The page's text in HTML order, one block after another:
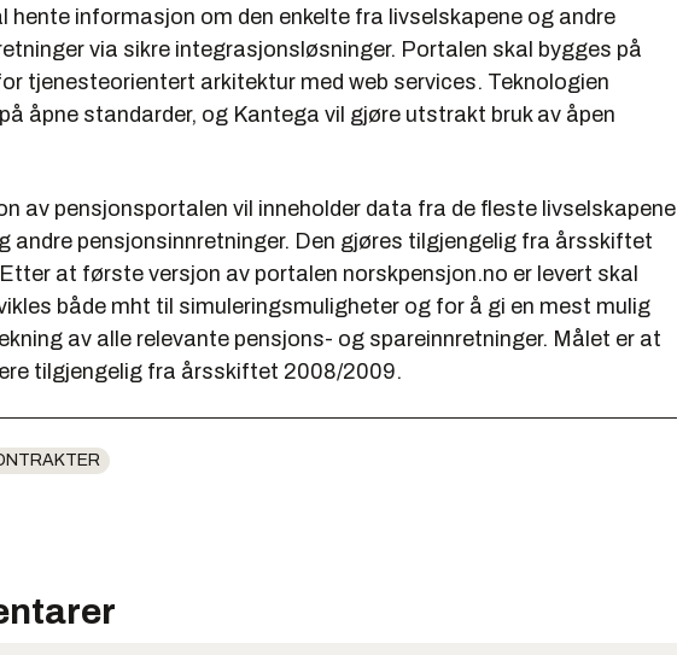
hente informasjon om den enkelte fra livselskapene og andre
via sikre integrasjonsløsninger. Portalen skal bygges på
tjenesteorientert arkitektur med web services. Teknologien
åpne standarder, og Kantega vil gjøre utstrakt bruk av åpen
av pensjonsportalen vil inneholder data fra de fleste livselskapene
andre pensjonsinnretninger. Den gjøres tilgjengelig fra årsskiftet
at første versjon av portalen norskpensjon.no er levert skal
både mht til simuleringsmuligheter og for å gi en mest mulig
av alle relevante pensjons- og spareinnretninger. Målet er at
tilgjengelig fra årsskiftet 2008/2009.